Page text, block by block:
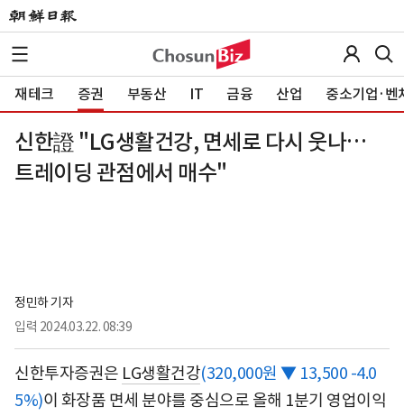
재테크 증권 부동산 IT 금융 산업 중소기업·벤
신한證 "LG생활건강, 면세로 다시 웃나…
트레이딩 관점에서 매수"
정민하 기자
입력 2024.03.22. 08:39
신한투자증권은 LG생활건강(320,000원 ▼ 13,500 -4.0
5%)이 화장품 면세 분야를 중심으로 올해 1분기 영업이익